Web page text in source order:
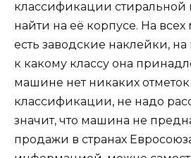
классификации
найти на её корпусе. На
есть заводские наклейки,
к какому классу она
машине нет никаких отметок
классификации, не надо
значит, что машина не
продажи в странах